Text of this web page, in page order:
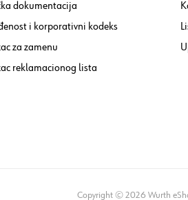
dokumentacija
i korporativni kodeks
za zamenu
reklamacionog lista
Copyright © 2026 Wurth